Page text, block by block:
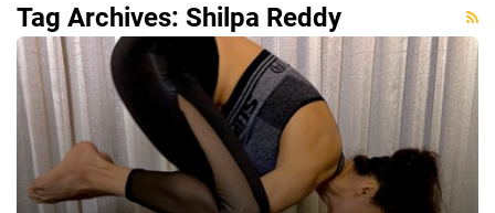
Tag Archives: Shilpa Reddy